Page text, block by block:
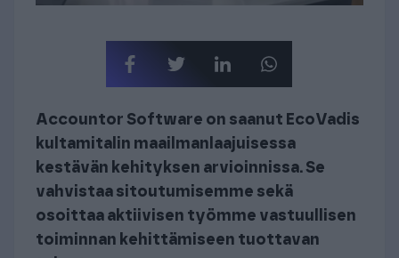
Accountor Software on saanut EcoVadis
kultamitalin maailmanlaajuisessa
kestävän kehityksen arvioinnissa. Se
vahvistaa sitoutumisemme sekä
osoittaa aktiivisen työmme vastuullisen
toiminnan kehittämiseen tuottavan